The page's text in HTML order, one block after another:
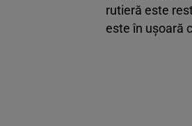
rutieră este
este în ușoară